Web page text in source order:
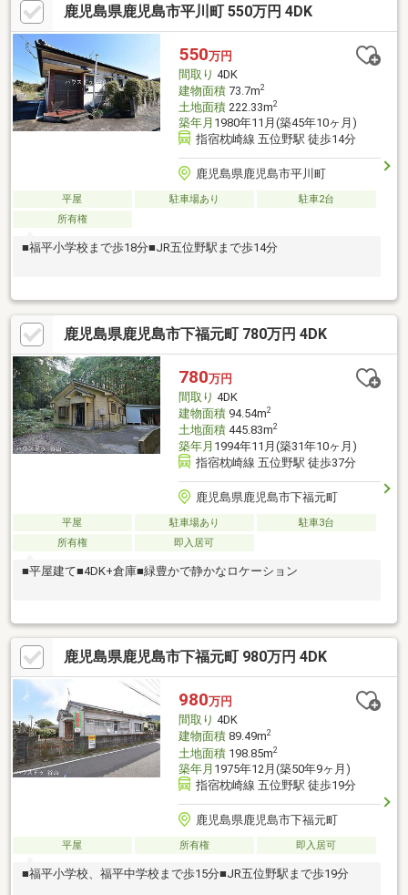
鹿児島県鹿児島市平川町 550万円 4DK
550万円
間取り 4DK
建物面積73.7m2
土地面積222.33m2
築年月 1980年11月(築45年10ヶ月)
指宿枕崎線 五位野駅 徒歩14分
鹿児島県鹿児島市平川町
平屋 駐車場あり
駐車2台
所有権
■福平小学校まで歩18分■JR五位野駅まで歩14分
鹿児島県鹿児島市下福元町 780万円 4DK
780万円
間取り 4DK
建物面積94.54m2
土地面積445.83m2
築年月 1994年11月(築31年10ヶ月)
指宿枕崎線 五位野駅 徒歩37分
鹿児島県鹿児島市下福元町
平屋 駐車場あり
駐車3台
所有権
即入居可
■平屋建て■4DK+倉庫■緑豊かで静かなロケーション
鹿児島県鹿児島市下福元町 980万円 4DK
980万円
間取り 4DK
建物面積89.49m2
土地面積198.85m2
築年月 1975年12月(築50年9ヶ月)
指宿枕崎線 五位野駅 徒歩19分
鹿児島県鹿児島市下福元町
平屋 所有権 即入居可
■福平小学校、福平中学校まで歩15分■JR五位野駅まで歩19分